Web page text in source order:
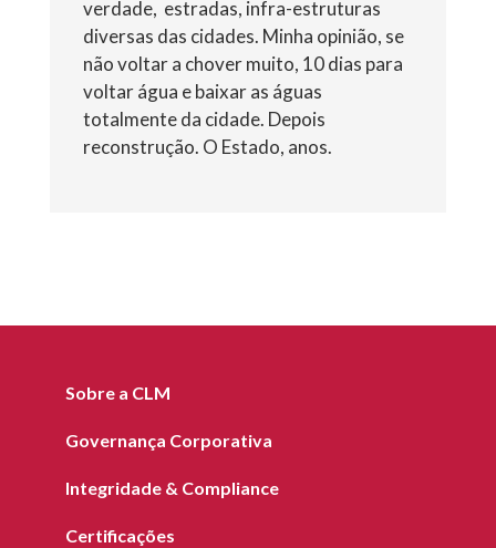
verdade, estradas, infra-estruturas
diversas das cidades. Minha opinião, se
não voltar a chover muito, 10 dias para
voltar água e baixar as águas
totalmente da cidade. Depois
reconstrução. O Estado, anos.
Sobre a CLM
Governança Corporativa
Integridade & Compliance
Certificações